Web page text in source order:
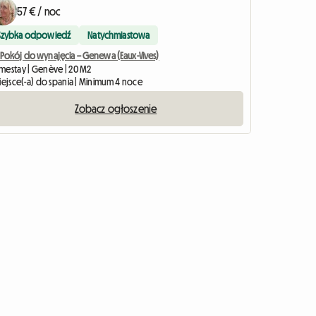
57 € / noc
odpowiedź Natychmiastowa
do wynajęcia – ​​Genewa (Eaux-Vives)
| Genève | 20 M2
a) do spania | Minimum 4 noce
Zobacz ogłoszenie